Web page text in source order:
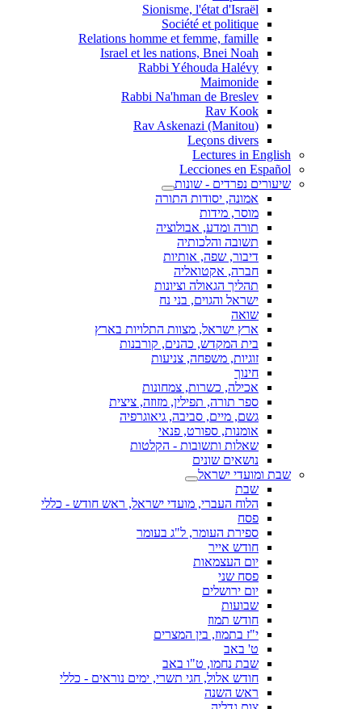
Sionisme, l'état d'Israël
Société et politique
Relations homme et femme, famille
Israel et les nations, Bnei Noah
Rabbi Yéhouda Halévy
Maimonide
Rabbi Na'hman de Breslev
Rav Kook
(Rav Askenazi (Manitou
Leçons divers
Lectures in English
Lecciones en Español
שיעורים נפרדים - שונות
אמונה, יסודות התורה
מוסר, מידות
תורה ומדע, אבולוציה
תשובה והלכותיה
דיבור, שפה, אותיות
חברה, אקטואליה
תהליך הגאולה וציונות
ישראל והגוים, בני נח
שואה
ארץ ישראל, מצוות התלויות בארץ
בית המקדש, כהנים, קורבנות
זוגיות, משפחה, צניעות
חינוך
אכילה, כשרות, צמחונות
ספר תורה, תפילין, מזוזה, ציצית
גשם, מיים, סביבה, גיאוגרפיה
אומנות, ספורט, פנאי
שאלות ותשובות - הקלטות
נושאים שונים
שבת ומועדי ישראל
שבת
הלוח העברי, מועדי ישראל, ראש חודש - כללי
פסח
ספירת העומר, ל"ג בעומר
חודש אייר
יום העצמאות
פסח שני
יום ירושלים
שבועות
חודש תמוז
י"ז בתמוז, בין המצרים
ט' באב
שבת נחמו, ט"ו באב
חודש אלול, חגי תשרי, ימים נוראים - כללי
ראש השנה